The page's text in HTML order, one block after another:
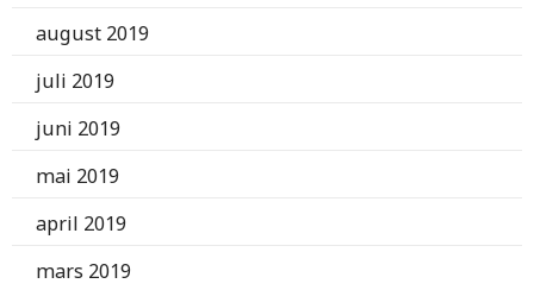
august 2019
juli 2019
juni 2019
mai 2019
april 2019
mars 2019